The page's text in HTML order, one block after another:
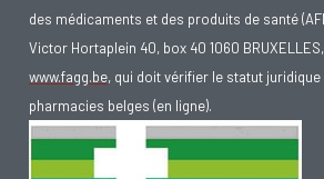
des médicaments et des produits de santé
Victor Hortaplein 40, box 40 1060 BRUXELLES,
www.fagg.be, qui doit vérifier le statut juridique
pharmacies belges (en ligne).